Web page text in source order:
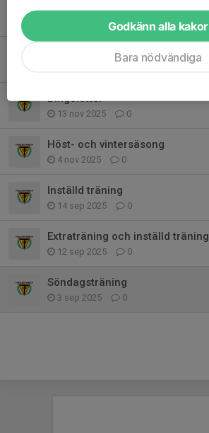
15 mar, 15:49 0
Inställd träning idag, söndag!
Bingolotter
13 nov 2025 0
Höst- och vintersäsong
4 nov 2025 0
Inställd träning
14 sep 2025 0
Extraträning och inställd träning
12 sep 2025 0
Söndagsträning
3 sep 2025 0
Godkänn alla kakor
Bara nödvändiga